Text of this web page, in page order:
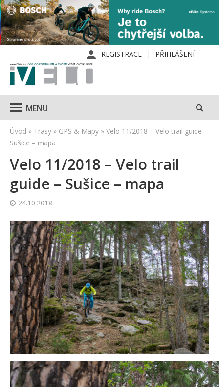
REGISTRACE PŘIHLÁŠENÍ
MENU
Úvod » Trasy » GPS & Mapy » Velo 11/2018 – Velo trail guide –
Sušice – mapa
Velo 11/2018 – Velo trail
guide – Sušice – mapa
24.10.2018